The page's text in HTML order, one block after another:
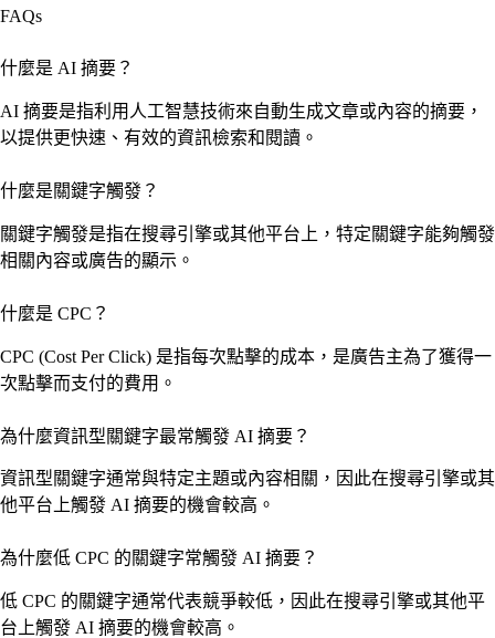
FAQs
什麼是 AI 摘要？
AI 摘要是指利用人工智慧技術來自動生成文章或內容的摘要，
以提供更快速、有效的資訊檢索和閱讀。
什麼是關鍵字觸發？
關鍵字觸發是指在搜尋引擎或其他平台上，特定關鍵字能夠觸發
相關內容或廣告的顯示。
什麼是 CPC？
CPC (Cost Per Click) 是指每次點擊的成本，是廣告主為了獲得一
次點擊而支付的費用。
為什麼資訊型關鍵字最常觸發 AI 摘要？
資訊型關鍵字通常與特定主題或內容相關，因此在搜尋引擎或其
他平台上觸發 AI 摘要的機會較高。
為什麼低 CPC 的關鍵字常觸發 AI 摘要？
低 CPC 的關鍵字通常代表競爭較低，因此在搜尋引擎或其他平
台上觸發 AI 摘要的機會較高。